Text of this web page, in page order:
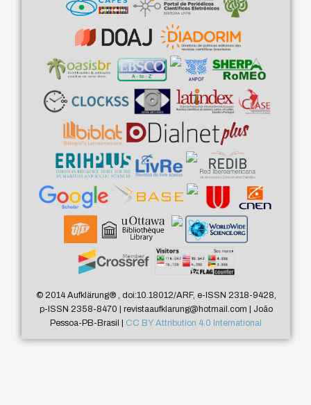
© 2014 Aufklärung®, doi:10.18012/ARF, e-ISSN 2318-9428,
p-ISSN 2358-8470 | revistaaufklarung@hotmail.com | João
Pessoa-PB-Brasil | CC BY Attribution 4.0 International